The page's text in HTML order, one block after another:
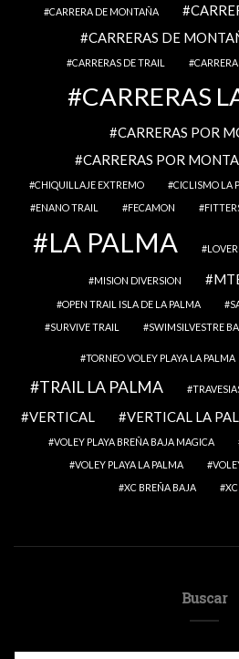
CARRERA DE MONTAÑA
CARRERAS DE
CARRERAS DE TRAIL
CARRERAS
CARRERAS POR
CARRERAS POR
CHIQUILLAJE EXTREMO CICLISMO LA
ENANO TRAIL
FECAMON
LA PALMA
MISION DIVERSION
OPEN TRAIL ISLA DE LA PALMA
SURVIVE TRAIL
SWIMSILVESTRE
TORNEO VOLEY PLAYA LA PALMA
TRAIL LA PALMA
VERTICAL VERTICAL LA
VOLEY PLAYA BREÑA BAJA MAGICA
VOLEY PLAYA LA PALMA
XC BREÑA BAJA
Buscar